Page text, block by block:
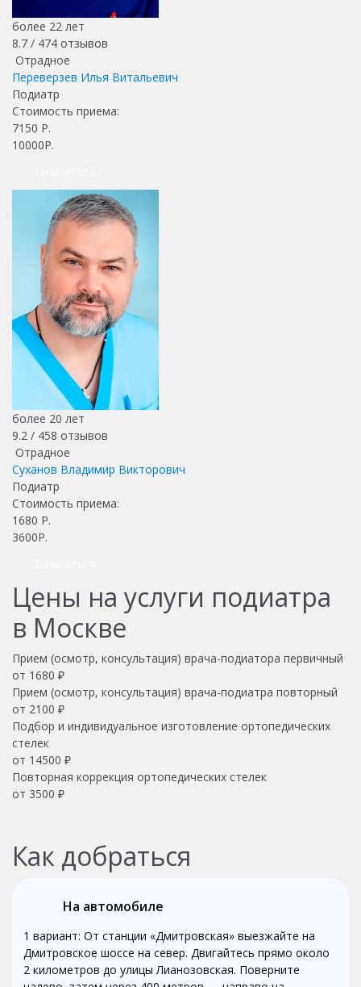
более 22 лет
8.7 / 474 отзывов
Отрадное
Переверзев Илья Витальевич
Подиатр
Стоимость приема:
7150 Р.
10000Р.
более 20 лет
9.2 / 458 отзывов
Отрадное
Суханов Владимир Викторович
Подиатр
Стоимость приема:
1680 Р.
3600Р.
Цены на услуги подиатра
в Москве
Прием (осмотр, консультация) врача-подиатора первичный
от 1680 ₽
Прием (осмотр, консультация) врача-подиатра повторный
от 2100 ₽
Подбор и индивидуальное изготовление ортопедических
стелек
от 14500 ₽
Повторная коррекция ортопедических стелек
от 3500 ₽
Как добраться
На автомобиле
1 вариант: От станции «Дмитровская» выезжайте на
Дмитровское шоссе на север. Двигайтесь прямо около
2 километров до улицы Лианозовская. Поверните